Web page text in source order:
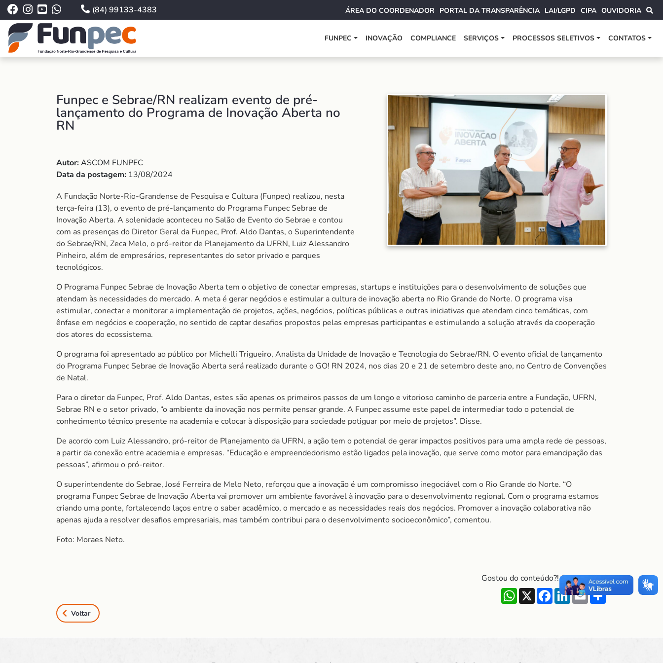
(84) 99133-4383 ÁREA DO COORDENADOR PORTAL DA TRANSPARÊNCIA LAI/LGPD CIPA OUVIDORIA
FUNPEC INOVAÇÃO COMPLIANCE SERVIÇOS PROCESSOS SELETIVOS CONTATOS
Funpec e Sebrae/RN realizam evento de pré-
lançamento do Programa de Inovação Aberta no
RN
Autor:ASCOM FUNPEC
Data da postagem: 13/08/2024
A Fundação Norte-Rio-Grandense de Pesquisa e Cultura (Funpec) realizou, nesta
terça-feira (13), o evento de pré-lançamento do Programa Funpec Sebrae de
Inovação Aberta. A solenidade aconteceu no Salão de Evento do Sebrae e contou
com as presenças do Diretor Geral da Funpec, Prof. Aldo Dantas, o Superintendente
do Sebrae/RN, Zeca Melo, o pró-reitor de Planejamento da UFRN, Luiz Alessandro
Pinheiro, além de empresários, representantes do setor privado e parques
tecnológicos.
O Programa Funpec Sebrae de Inovação Aberta tem o objetivo de conectar empresas, startups e instituições para o desenvolvimento de soluções que
atendam às necessidades do mercado. A meta é gerar negócios e estimular a cultura de inovação aberta no Rio Grande do Norte. O programa visa
estimular, conectar e monitorar a implementação de projetos, ações, negócios, políticas públicas e outras iniciativas que atendam cinco temáticas, com
ênfase em negócios e cooperação, no sentido de captar desafios propostos pelas empresas participantes e estimulando a solução através da cooperação
dos atores do ecossistema.
O programa foi apresentado ao público por Michelli Trigueiro, Analista da Unidade de Inovação e Tecnologia do Sebrae/RN. O evento oficial de lançamento
do Programa Funpec Sebrae de Inovação Aberta será realizado durante o GO! RN 2024, nos dias 20 e 21 de setembro deste ano, no Centro de Convenções
de Natal.
Para o diretor da Funpec, Prof. Aldo Dantas, estes são apenas os primeiros passos de um longo e vitorioso caminho de parceria entre a Fundação, UFRN,
Sebrae RN e o setor privado, “o ambiente da inovação nos permite pensar grande. A Funpec assume este papel de intermediar todo o potencial de
conhecimento técnico presente na academia e colocar à disposição para sociedade potiguar por meio de projetos”. Disse.
De acordo com Luiz Alessandro, pró-reitor de Planejamento da UFRN, a ação tem o potencial de gerar impactos positivos para uma ampla rede de pessoas,
a partir da conexão entre academia e empresas. “Educação e empreendedorismo estão ligados pela inovação, que serve como motor para emancipação das
pessoas”, afirmou o pró-reitor.
O superintendente do Sebrae, José Ferreira de Melo Neto, reforçou que a inovação é um compromisso inegociável com o Rio Grande do Norte. “O
programa Funpec Sebrae de Inovação Aberta vai promover um ambiente favorável à inovação para o desenvolvimento regional. Com o programa estamos
criando uma ponte, fortalecendo laços entre o saber acadêmico, o mercado e as necessidades reais dos negócios. Promover a inovação colaborativa não
apenas ajuda a resolver desafios empresariais, mas também contribui para o desenvolvimento socioeconômico”, comentou.
Foto: Moraes Neto.
Gostou do conteúdo?! Compartilhe!
WhatsApp
X FacebookLinkedIn
EmailShare
Voltar